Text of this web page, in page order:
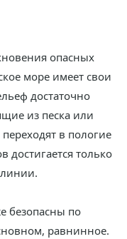
опасных
море имеет свои
достаточно
из песка или
в пологие
достигается только
безопасны по
равнинное.